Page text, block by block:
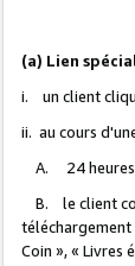
(a) Lien
i. un client
ii. au cours
A. 24 heures
B. le client
téléchargement
Coin », « Livres